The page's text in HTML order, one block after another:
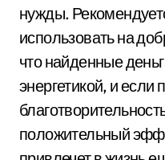
нужды.
использовать на
что найденные
энергетикой, и если
положительный